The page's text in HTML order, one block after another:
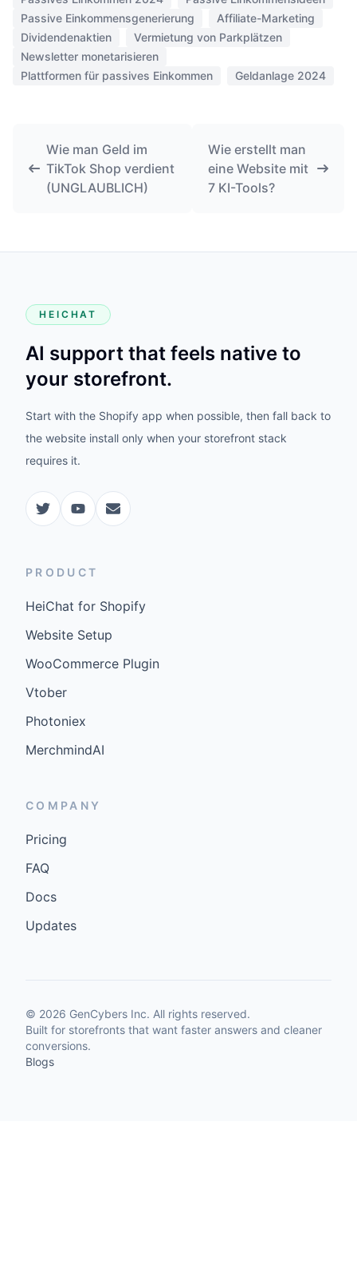
Passive Einkommensgenerierung
Affiliate-Marketing
Dividendenaktien
Vermietung von Parkplätzen
Newsletter monetarisieren
Plattformen für passives Einkommen
Geldanlage 2024
Wie man Geld im
TikTok Shop verdient
(UNGLAUBLICH)
Wie erstellt man
eine Website mit
7 KI-Tools?
HEICHAT
AI support that feels native to
your storefront.
Start with the Shopify app when possible, then fall back to
the website install only when your storefront stack
requires it.
PRODUCT
HeiChat for Shopify
Website Setup
WooCommerce Plugin
Vtober
Photoniex
MerchmindAI
COMPANY
Pricing
FAQ
Docs
Updates
© 2026 GenCybers Inc. All rights reserved.
Built for storefronts that want faster answers and cleaner
conversions.
Blogs